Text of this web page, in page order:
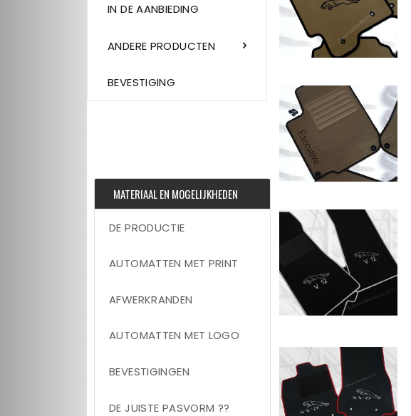
IN DE AANBIEDING
ANDERE PRODUCTEN
BEVESTIGING
MATERIAAL EN MOGELIJKHEDEN
DE PRODUCTIE
AUTOMATTEN MET PRINT
AFWERKRANDEN
AUTOMATTEN MET LOGO
BEVESTIGINGEN
DE JUISTE PASVORM ??